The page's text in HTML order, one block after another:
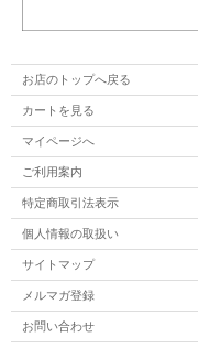
お店のトップへ戻る
カートを見る
マイページへ
ご利用案内
特定商取引法表示
個人情報の取扱い
サイトマップ
メルマガ登録
お問い合わせ